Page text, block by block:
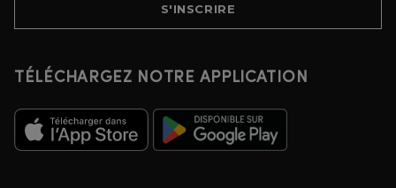
S'INSCRIRE
TÉLÉCHARGEZ NOTRE APPLICATION